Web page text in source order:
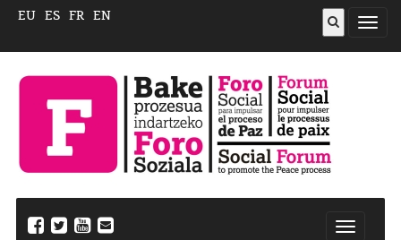
ireki
EU ES FR EN